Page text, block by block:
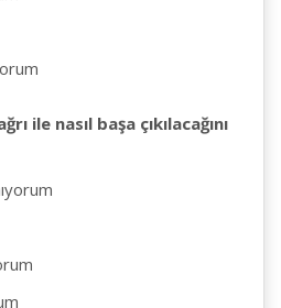
ile nasıl başa çıkılacağını